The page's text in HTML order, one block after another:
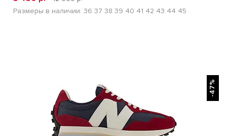
Размеры в наличии: 36 37 38 39 40 41 42 43 44 45
-47%